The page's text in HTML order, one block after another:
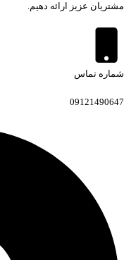
مشتریان عزیز ارائه دهیم.
شماره تماس
09121490647